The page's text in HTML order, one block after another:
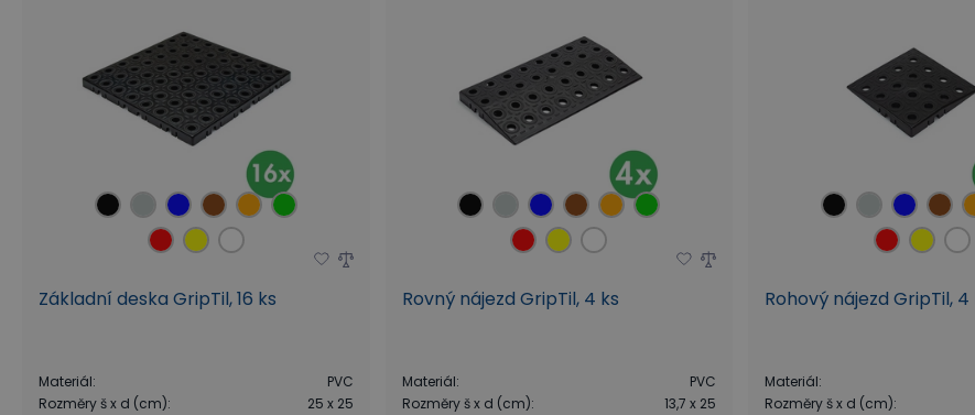
Základní deska GripTil, 16 ks
Materiál:
PVC
Rozměry š x d (cm):
25 x 25
Rovný nájezd GripTil, 4 ks
Materiál:
PVC
Rozměry š x d (cm):
13,7 x 25
Rohový nájezd GripTil, 4
Materiál:
Rozměry š x d (cm):